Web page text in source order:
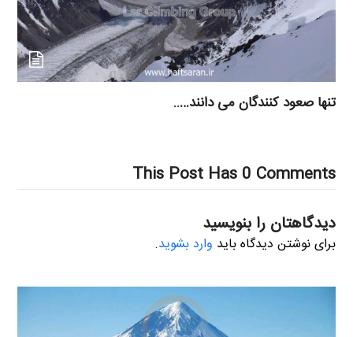
تنها صعود کنندگان می دانند…..
This Post Has 0 Comments
دیدگاهتان را بنویسید
برای نوشتن دیدگاه باید وارد بشوید.